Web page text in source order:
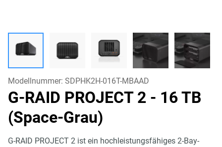
Modellnummer: SDPHK2H-016T-MBAAD
G-RAID PROJECT 2 - 16 TB
(Space-Grau)
G-RAID PROJECT 2 ist ein hochleistungsfähiges 2-Bay-